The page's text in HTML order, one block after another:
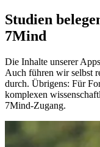
Studien
7Mind
Die Inhalte unserer
Auch führen wir selbst
durch. Übrigens: Für
komplexen
7Mind-Zugang.